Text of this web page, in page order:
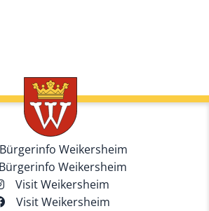
Bürgerinfo Weikersheim
Bürgerinfo Weikersheim
Visit Weikersheim
Visit Weikersheim